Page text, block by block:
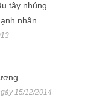
tây nhúng
nhân
15/12/2014